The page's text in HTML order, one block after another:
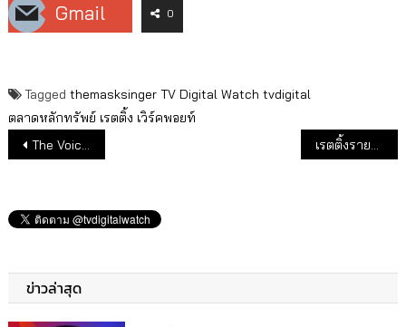
Gmail
0
Tagged themasksinger TV Digital Watch tvdigital
ตลาดหลักทรัพย์ เรตติ้ง เวิร์คพอยท์
แนะแนวเรื่อง
The Voice ยังครองใจคนเมือง เรตติ้งรายการ ไพร์มไทม์หลัง 2ทุ่ม
ข่าวล่าสุด